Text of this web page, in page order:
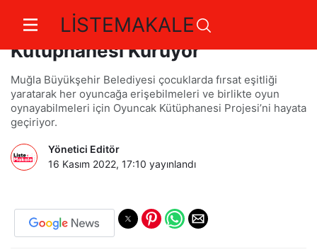
LİSTEMAKALE
Muğla Büyükşehir Oyuncak
Kütüphanesi Kuruyor
Muğla Büyükşehir Belediyesi çocuklarda fırsat eşitliği
yaratarak her oyuncağa erişebilmeleri ve birlikte oyun
oynayabilmeleri için Oyuncak Kütüphanesi Projesi’ni hayata
geçiriyor.
Yönetici Editör
16 Kasım 2022, 17:10 yayınlandı